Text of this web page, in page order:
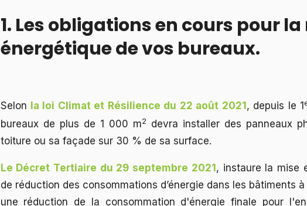
1. Les obligations en cours pour
énergétique de vos bureaux.
Selon la loi Climat et Résilience du 22 août 2021 , depuis le 1
bureaux de plus de 1 000 m2 devra installer des panneaux
toiture ou sa façade sur 30 % de sa surface.
Le Décret Tertiaire du 29 septembre 2021 , instaure la mise
de réduction des consommations d’énergie dans les bâtiments
une réduction de la consommation d'énergie finale pour